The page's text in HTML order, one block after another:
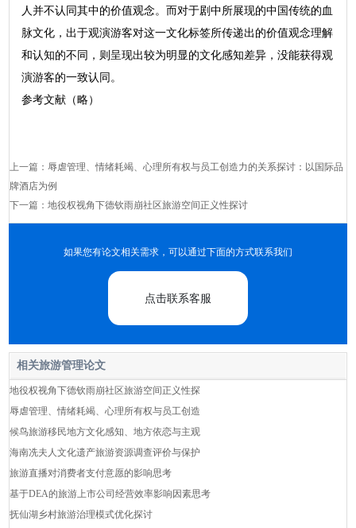
人并不认同其中的价值观念。而对于剧中所展现的中国传统的血
脉文化，出于观演游客对这一文化标签所传递出的价值观念理解
和认知的不同，则呈现出较为明显的文化感知差异，没能获得观
演游客的一致认同。
参考文献（略）
上一篇：辱虐管理、情绪耗竭、心理所有权与员工创造力的关系探讨：以国际品
牌酒店为例
下一篇：地役权视角下德钦雨崩社区旅游空间正义性探讨
如果您有论文相关需求，可以通过下面的方式联系我们
点击联系客服
相关旅游管理论文
地役权视角下德钦雨崩社区旅游空间正义性探
辱虐管理、情绪耗竭、心理所有权与员工创造
候鸟旅游移民地方文化感知、地方依恋与主观
海南冼夫人文化遗产旅游资源调查评价与保护
旅游直播对消费者支付意愿的影响思考
基于DEA的旅游上市公司经营效率影响因素思考
抚仙湖乡村旅游治理模式优化探讨